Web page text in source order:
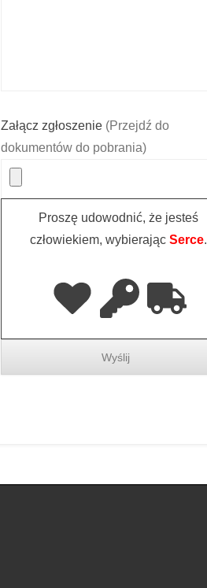
Załącz zgłoszenie (Przejdź do
dokumentów do pobrania)
Proszę udowodnić, że jesteś
człowiekiem, wybierającSerce.